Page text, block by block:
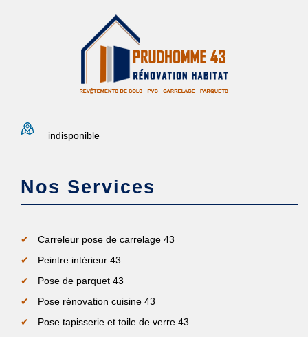
indisponible
Nos Services
Carreleur pose de carrelage 43
Peintre intérieur 43
Pose de parquet 43
Pose rénovation cuisine 43
Pose tapisserie et toile de verre 43